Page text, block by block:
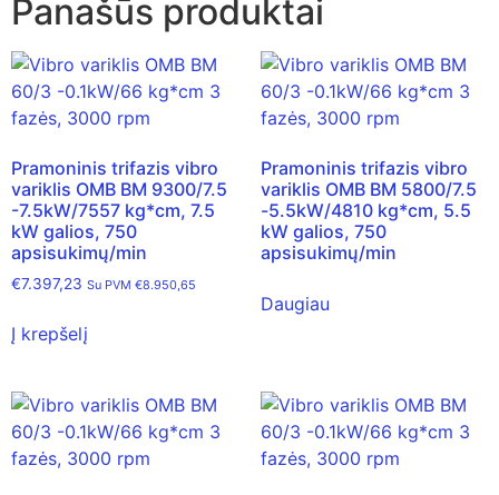
Panašūs produktai
Pramoninis trifazis vibro
variklis OMB BM 9300/7.5
-7.5kW/7557 kg*cm, 7.5
kW galios, 750
apsisukimų/min
€7.397,23 Su PVM €8.950,65
Į krepšelį
Pramoninis trifazis vibro
variklis OMB BM 5800/7.5
-5.5kW/4810 kg*cm, 5.5
kW galios, 750
apsisukimų/min
Daugiau